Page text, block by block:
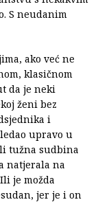
S neudanim
ako već ne
klasičnom
da je neki
ženi bez
i
upravo u
tužna sudbina
natjerala na
je možda
jer je i on